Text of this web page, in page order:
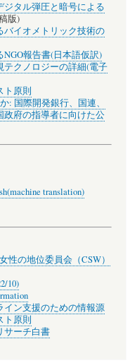
ジタル弾圧と暗号による
版)
バイオメトリック技術の
報告書(日本語仮訳)
テクノロジーの詳細(電子
ト原則
: 国際開発銀行、国連、
政府の指導者に向けた公
translation)
性の地位委員会（CSW）
10)
イン支援のための情報源
ト原則
サーチ白書